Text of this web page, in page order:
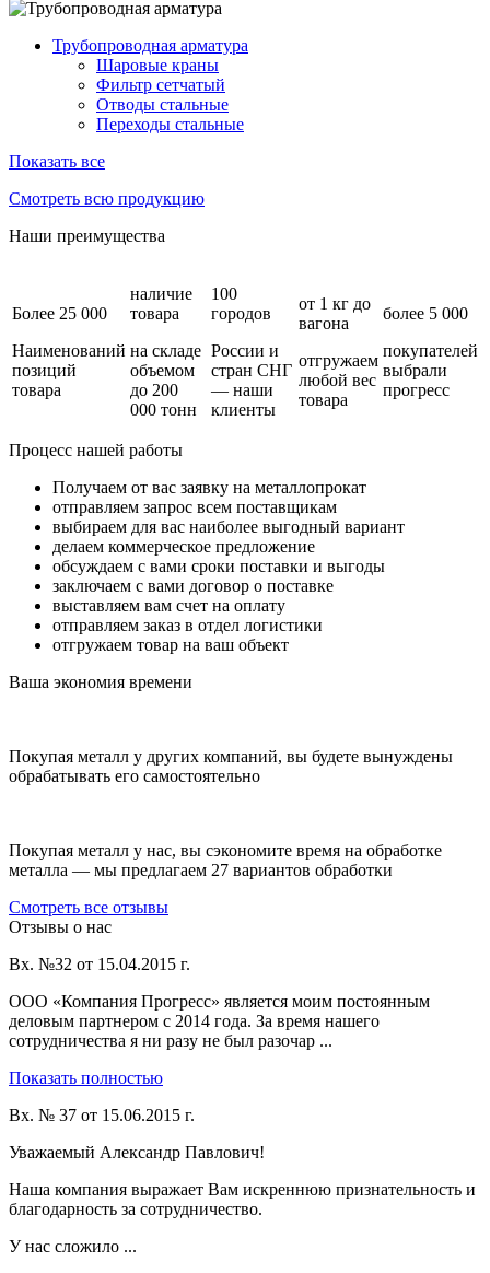
Трубопроводная арматура
Шаровые краны
Фильтр сетчатый
Отводы стальные
Переходы стальные
Показать все
Смотреть всю продукцию
Наши преимущества
Более 25 000
Наименований
позиций
товара
наличие
товара
на складе
объемом
до 200
000 тонн
100
городов
России и
стран СНГ
— наши
клиенты
от 1 кг до
вагона
отгружаем
любой вес
товара
более 5 000
покупателей
выбрали
прогресс
Процесс нашей работы
Получаем от вас заявку на металлопрокат
отправляем запрос всем поставщикам
выбираем для вас наиболее выгодный вариант
делаем коммерческое предложение
обсуждаем с вами сроки поставки и выгоды
заключаем с вами договор о поставке
выставляем вам счет на оплату
отправляем заказ в отдел логистики
отгружаем товар на ваш объект
Ваша экономия времени
Покупая металл у других компаний, вы будете вынуждены
обрабатывать его самостоятельно
Покупая металл у нас, вы сэкономите время на обработке
металла — мы предлагаем 27 вариантов обработки
Смотреть все отзывы
Отзывы о нас
Вх. №32 от 15.04.2015 г.
ООО «Компания Прогресс» является моим постоянным
деловым партнером с 2014 года. За время нашего
сотрудничества я ни разу не был разочар ...
Показать полностью
Вх. № 37 от 15.06.2015 г.
Уважаемый Александр Павлович!
Наша компания выражает Вам искреннюю признательность и
благодарность за сотрудничество.
У нас сложило ...